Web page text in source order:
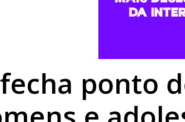
reforça compromisso com Goioerê durante a
fecha ponto